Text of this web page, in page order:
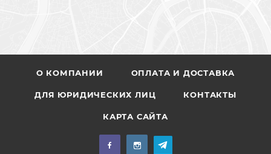
О КОМПАНИИ ОПЛАТА И ДОСТАВКА
ДЛЯ ЮРИДИЧЕСКИХ ЛИЦ КОНТАКТЫ
КАРТА САЙТА